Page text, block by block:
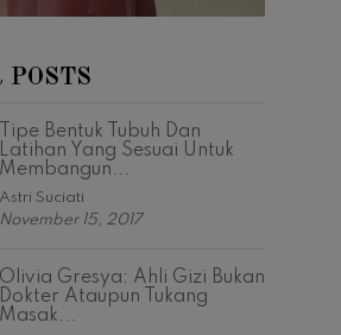
POSTS
Tipe Bentuk Tubuh Dan
Latihan Yang Sesuai Untuk
Membangun...
Astri Suciati
November 15, 2017
Olivia Gresya: Ahli Gizi Bukan
Dokter Ataupun Tukang
Masak...